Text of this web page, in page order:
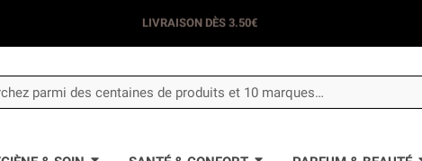
LIVRAISON DÈS 3.50€